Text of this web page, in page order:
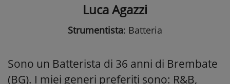
Luca Agazzi
Strumentista: Batteria
Sono un Batterista di 36 anni di Brembate
(BG). I miei generi preferiti sono: R&B,